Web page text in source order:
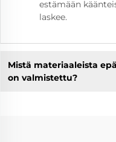
estämään
laskee.
Mistä materiaaleista
on valmistettu?